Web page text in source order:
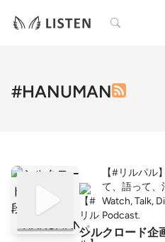
検索
#HANUMAN
【#リルパル
て、語って、
Watch, Talk,
Podcast.
シルクロード